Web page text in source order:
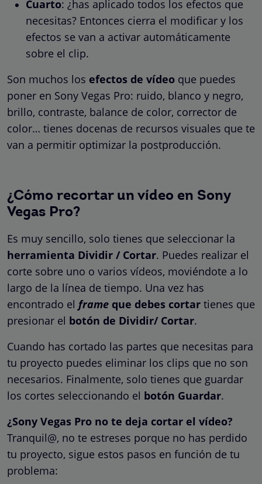
Cuarto: ¿has aplicado todos los efectos que
necesitas? Entonces cierra el modificar y los
efectos se van a activar automáticamente
sobre el clip.
Son muchos los efectos de vídeo que puedes
poner en Sony Vegas Pro: ruido, blanco y negro,
brillo, contraste, balance de color, corrector de
color… tienes docenas de recursos visuales que te
van a permitir optimizar la postproducción.
¿Cómo recortar un vídeo en Sony
Vegas Pro?
Es muy sencillo, solo tienes que seleccionar la
herramienta Dividir / Cortar. Puedes realizar el
corte sobre uno o varios vídeos, moviéndote a lo
largo de la línea de tiempo. Una vez has
encontrado el frame que debes cortar tienes que
presionar el botón de Dividir/ Cortar.
Cuando has cortado las partes que necesitas para
tu proyecto puedes eliminar los clips que no son
necesarios. Finalmente, solo tienes que guardar
los cortes seleccionando el botón Guardar.
¿Sony Vegas Pro no te deja cortar el vídeo?
Tranquil@, no te estreses porque no has perdido
tu proyecto, sigue estos pasos en función de tu
problema: